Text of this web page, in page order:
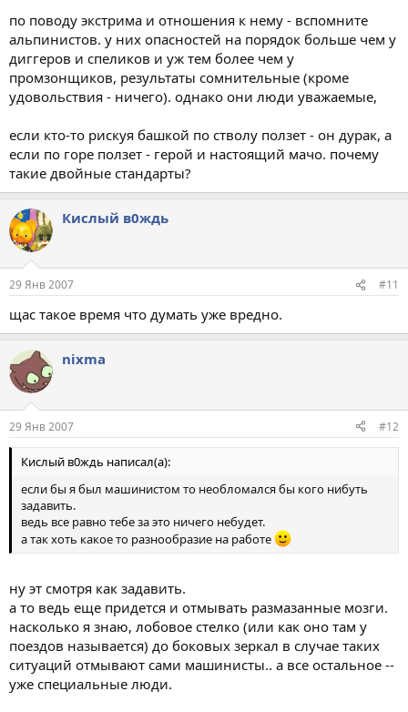
по поводу экстрима и отношения к нему - вспомните
альпинистов. у них опасностей на порядок больше чем у
диггеров и спеликов и уж тем более чем у
промзонщиков, результаты сомнительные (кроме
удовольствия - ничего). однако они люди уважаемые,
если кто-то рискуя башкой по стволу ползет - он дурак, а
если по горе ползет - герой и настоящий мачо. почему
такие двойные стандарты?
Кислый в0ждь
29 Янв 2007 #11
щас такое время что думать уже вредно.
nixma
29 Янв 2007 #12
Кислый в0ждь написал(а):
если бы я был машинистом то необломался бы кого нибуть
задавить.
ведь все равно тебе за это ничего небудет.
а так хоть какое то разнообразие на работе
ну эт смотря как задавить.
а то ведь еще придется и отмывать размазанные мозги.
насколько я знаю, лобовое стелко (или как оно там у
поездов называется) до боковых зеркал в случае таких
ситуаций отмывают сами машинисты.. а все остальное --
уже специальные люди.